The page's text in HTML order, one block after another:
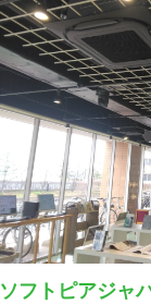
ソフトピアジャ